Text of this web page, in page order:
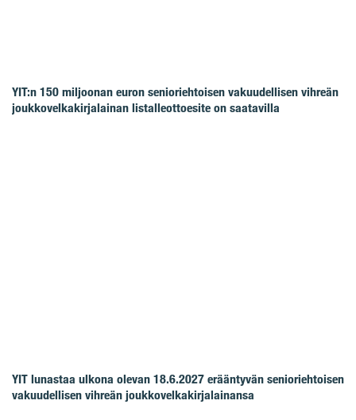
YIT:n 150 miljoonan euron senioriehtoisen vakuudellisen vihreän
joukkovelkakirjalainan listalleottoesite on saatavilla
YIT lunastaa ulkona olevan 18.6.2027 erääntyvän senioriehtoisen
vakuudellisen vihreän joukkovelkakirjalainansa